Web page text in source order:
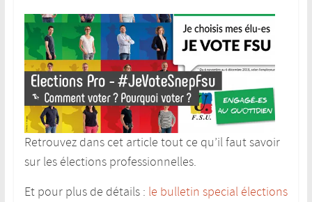
Retrouvez dans cet article tout ce qu’il faut savoir
sur les élections professionnelles.
Et pour plus de détails : le bulletin special élections